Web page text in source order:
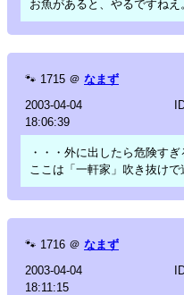
お魚があると、やるですねえ
🐾 1715 ＠ なまず
2003-04-04
18:06:39
・・・外に出したら危険す
ここは「一軒家」吹き抜け
🐾 1716 ＠ なまず
2003-04-04
18:11:15